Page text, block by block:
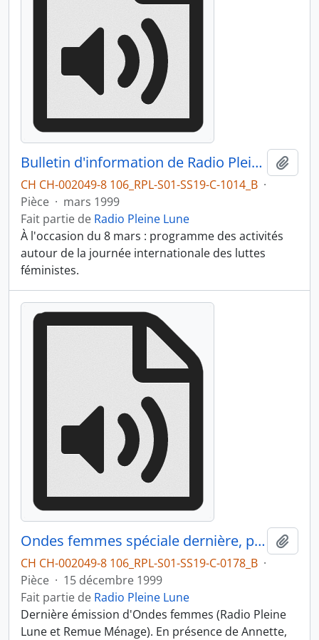
Bulletin d'information de Radio Pleine Lune du 03.1999
CH CH-002049-8 106_RPL-S01-SS19-C-1014_B ·
Pièce · mars 1999
Fait partie de Radio Pleine Lune
À l'occasion du 8 mars : programme des activités
autour de la journée internationale des luttes
féministes.
Ondes femmes spéciale dernière, partie 2
CH CH-002049-8 106_RPL-S01-SS19-C-0178_B ·
Pièce · 15 décembre 1999
Fait partie de Radio Pleine Lune
Dernière émission d'Ondes femmes (Radio Pleine
Lune et Remue Ménage). En présence de Annette,